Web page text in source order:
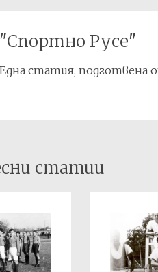
"Спортно Русе"
Една статия, подготвена
статии